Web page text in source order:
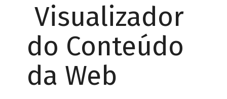
Visualizador
do Conteúdo
da Web